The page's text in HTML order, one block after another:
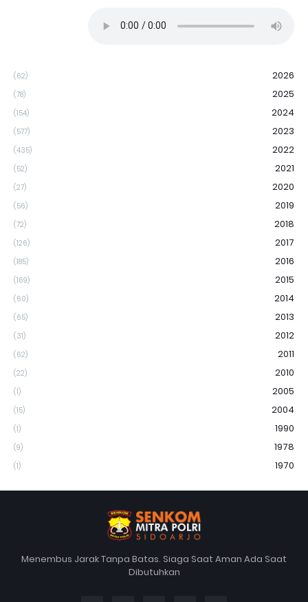
2026
(62)
2025
(78)
2024
(154)
2023
(577)
2022
(435)
2021
(52)
2020
(27)
2019
(56)
2018
(72)
2017
(126)
2016
(185)
2015
(169)
2014
(60)
2013
(65)
2012
(31)
2011
(62)
2010
(22)
2005
(1)
2004
(15)
1990
(1)
1978
(9)
1970
(1)
Menembus Jarak Tanpa Batas. Siaga Saat Aman Ada Saat
Dibutuhkan